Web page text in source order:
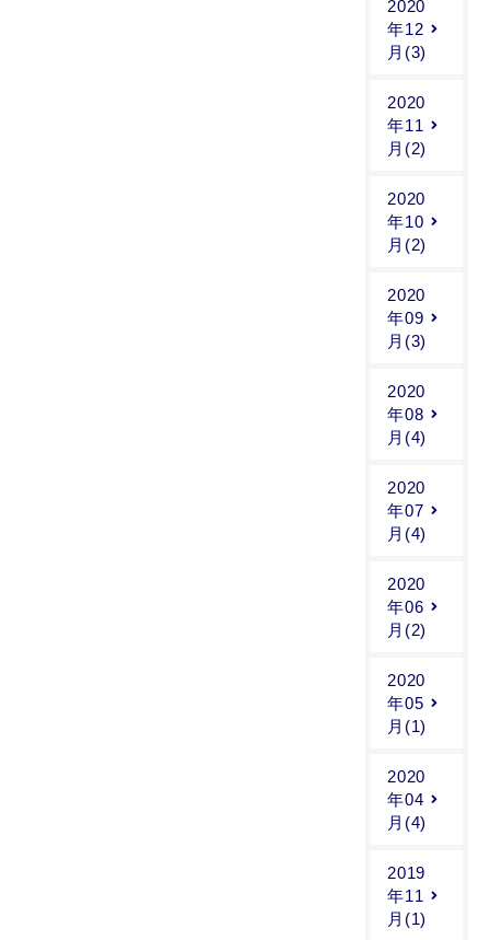
2020
年12
月(3)
2020
年11
月(2)
2020
年10
月(2)
2020
年09
月(3)
2020
年08
月(4)
2020
年07
月(4)
2020
年06
月(2)
2020
年05
月(1)
2020
年04
月(4)
2019
年11
月(1)